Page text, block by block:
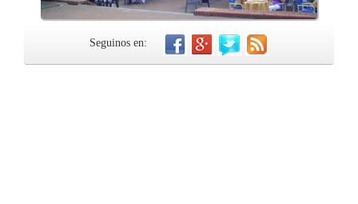
Seguinos en: